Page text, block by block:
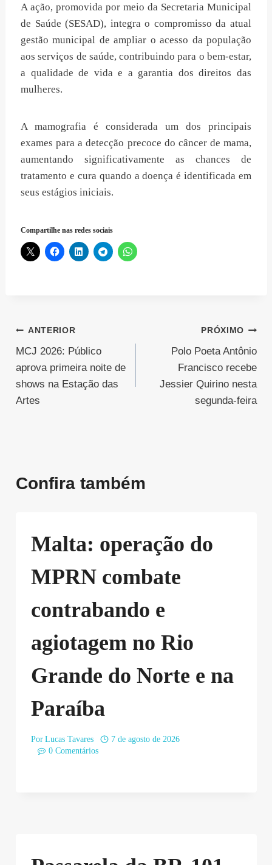
A ação, promovida por meio da Secretaria Municipal
de Saúde (SESAD), integra o compromisso da atual
gestão municipal de ampliar o acesso da população
aos serviços de saúde, contribuindo para o bem-estar,
a qualidade de vida e a garantia dos direitos das
mulheres.
A mamografia é considerada um dos principais
exames para a detecção precoce do câncer de mama,
aumentando significativamente as chances de
tratamento e cura quando a doença é identificada em
seus estágios iniciais.
Compartilhe nas redes sociais
Navegação
de
Post
ANTERIOR
MCJ 2026: Público
aprova primeira noite de
shows na Estação das
Artes
PRÓXIMO
Polo Poeta Antônio
Francisco recebe
Jessier Quirino nesta
segunda-feira
Confira também
Malta: operação do
MPRN combate
contrabando e
agiotagem no Rio
Grande do Norte e na
Paraíba
Por Lucas Tavares
7 de agosto de 2026
0 Comentários